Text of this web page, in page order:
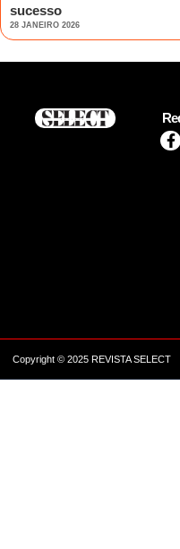
sucesso
28 JANEIRO 2026
Copyright © 2025 REVISTA SELECT